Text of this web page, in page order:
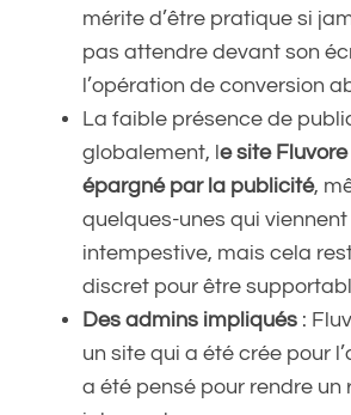
mérite d’être pratique si
pas attendre devant son
l’opération de conversion
La faible présence de
globalement, le site
épargné par la publicité,
quelques-unes qui
intempestive, mais cela
discret pour être
Des admins impliqués :
un site qui a été crée pour
a été pensé pour rendre un